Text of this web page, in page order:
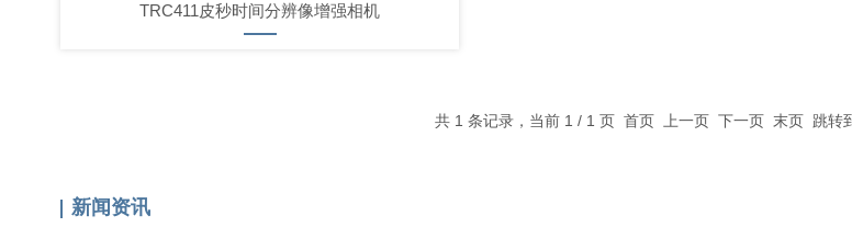
TRC411皮秒时间分辨像增强相机
共 1 条记录，当前 1 / 1 页 首页 上一页 下一页 末页 跳转
新闻资讯